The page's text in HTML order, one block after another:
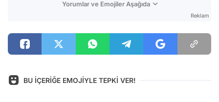
Yorumlar ve Emojiler Aşağıda
Reklam
BU İÇERİĞE EMOJİYLE TEPKİ VER!